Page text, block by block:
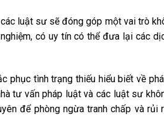
luật sư sẽ đóng góp một vai trò
có uy tín có thể đưa lại các
phục tình trạng thiếu hiểu biết về
tư vấn pháp luật và các luật sư
để phòng ngừa tranh chấp và rủi